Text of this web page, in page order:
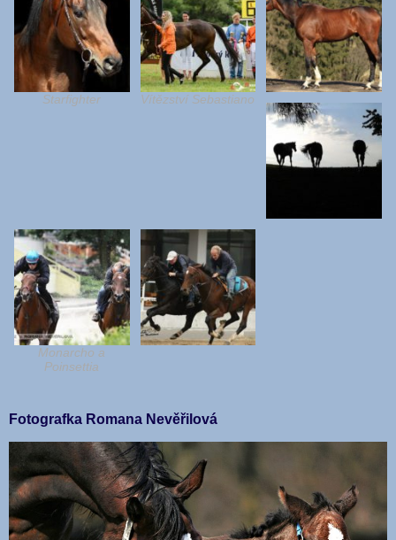
Starfighter Vítězství Sebastiano
Monarcho a
Poinsettia
Fotografka Romana Nevěřilová